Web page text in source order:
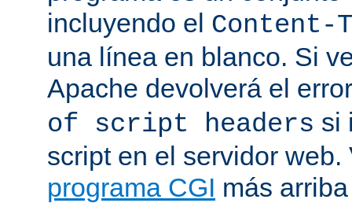
incluyendo el Content-
una línea en blanco. Si
Apache devolverá el
of script headers si
script en el servidor
programa CGI más